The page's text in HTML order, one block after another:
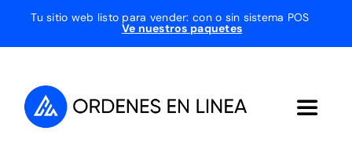
Tu sitio web listo para vender: con o sin sistema POS
Ve nuestros paquetes
Toggle